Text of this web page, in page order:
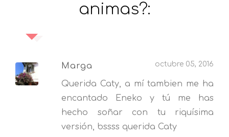
animas?:
Marga octubre 05, 2016
Querida Caty, a mí tambien me ha
encantado Eneko y tú me has
hecho soñar con tu riquísima
versión, bssss querida Caty